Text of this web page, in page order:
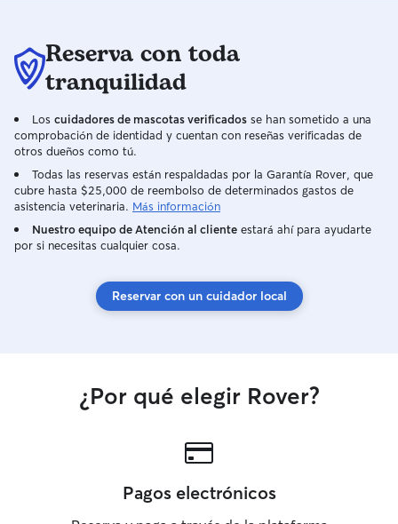
Reserva con toda
tranquilidad
Los cuidadores de mascotas verificados se han sometido a una
comprobación de identidad y cuentan con reseñas verificadas de
otros dueños como tú.
Todas las reservas están respaldadas por la Garantía Rover, que
cubre hasta $25,000 de reembolso de determinados gastos de
asistencia veterinaria. Más información
Nuestro equipo de Atención al cliente estará ahí para ayudarte
por si necesitas cualquier cosa.
Reservar con un cuidador local
¿Por qué elegir Rover?
Pagos electrónicos